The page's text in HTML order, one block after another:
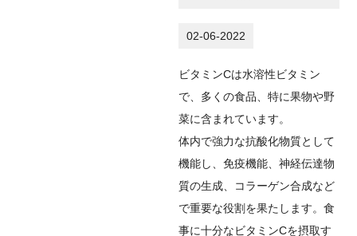
02-06-2022
ビタミンCは水溶性ビタミン
で、多くの食品、特に果物や野
菜に含まれています。
体内で強力な抗酸化物質として
機能し、免疫機能、神経伝達物
質の生成、コラーゲン合成など
で重要な役割を果たします。食
事に十分なビタミンCを摂取す